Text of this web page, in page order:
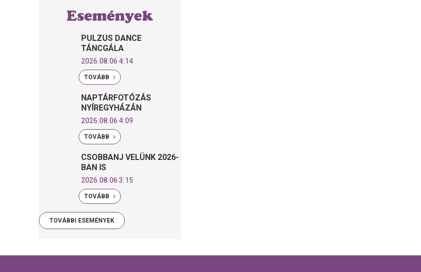
Események
PULZUS DANCE
TÁNCGÁLA
2026.08.06 4:14
TOVÁBB
NAPTÁRFOTÓZÁS
NYÍREGYHÁZÁN
2026.08.06 4:09
TOVÁBB
CSOBBANJ VELÜNK 2026-
BAN IS
2026.08.06 3:15
TOVÁBB
TOVÁBBI ESEMÉNYEK